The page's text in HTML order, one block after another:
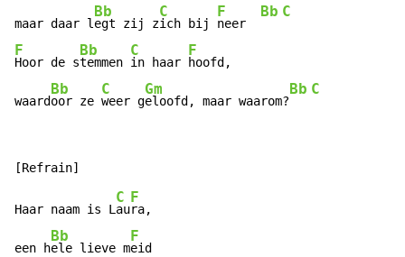
maar daar l
Bb
egt zij z
C
ich bij
F
neer
Bb C
F
Hoor de s
Bb
temmen
C
in haar
F
hoofd,
waard
Bb
oor ze
C
weer g
Gm
eloofd, maar waarom?
Bb C
Haar naam is L
C
au
F
ra,
een h
Bb
ele lieve m
F
eid